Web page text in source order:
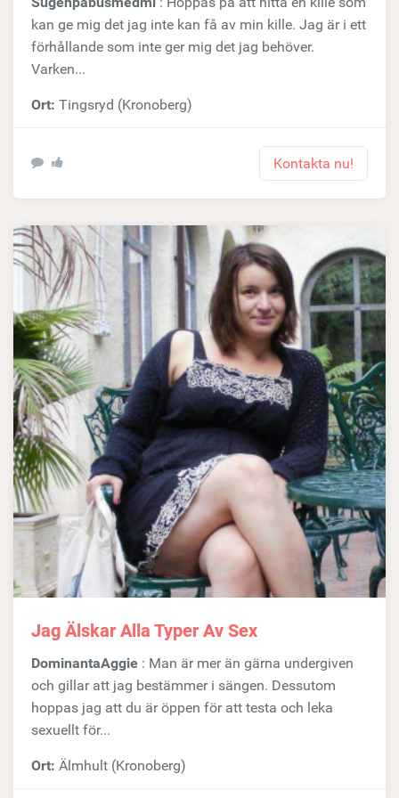
kan ge mig det jag inte kan få av min kille. Jag är i ett
förhållande som inte ger mig det jag behöver.
Varken...
Ort: Tingsryd (Kronoberg)
Kontakta nu!
Jag Älskar Alla Typer Av Sex
DominantaAggie : Man är mer än gärna undergiven
och gillar att jag bestämmer i sängen. Dessutom
hoppas jag att du är öppen för att testa och leka
sexuellt för...
Ort: Älmhult (Kronoberg)